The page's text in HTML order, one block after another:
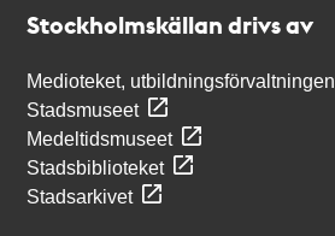
Stockholmskällan drivs av
Medioteket, utbildningsförvaltningen
Stadsmuseet
Medeltidsmuseet
Stadsbiblioteket
Stadsarkivet